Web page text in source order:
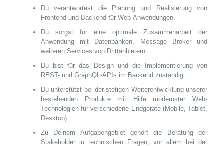
Du verantwortest die Planung und Realisierung von
Frontend und Backend für Web-Anwendungen.
Du sorgst für eine optimale Zusammenarbeit der
Anwendung mit Datenbanken, Message Broker und
weiteren Services von Drittanbietern.
Du bist für das Design und die Implementierung von
REST- und GraphQL-APIs im Backend zuständig.
Du unterstützt bei der stetigen Weiterentwicklung unserer
bestehenden Produkte mit Hilfe modernster Web-
Technologien für verschiedene Endgeräte (Mobile, Tablet,
Desktop).
Zu Deinem Aufgabengebiet gehört die Beratung der
Stakeholder in technischen Fragen, vor allem bei der